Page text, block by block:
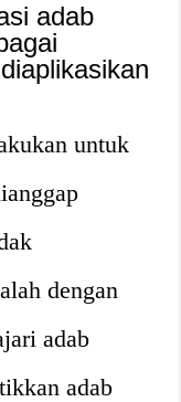
adab
untuk
dengan
adab
adab